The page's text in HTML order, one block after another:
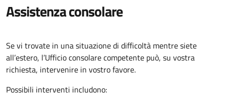
Assistenza consolare
Se vi trovate in una situazione di difficoltà mentre siete
all’estero, l’Ufficio consolare competente può, su vostra
richiesta, intervenire in vostro favore.
Possibili interventi includono: